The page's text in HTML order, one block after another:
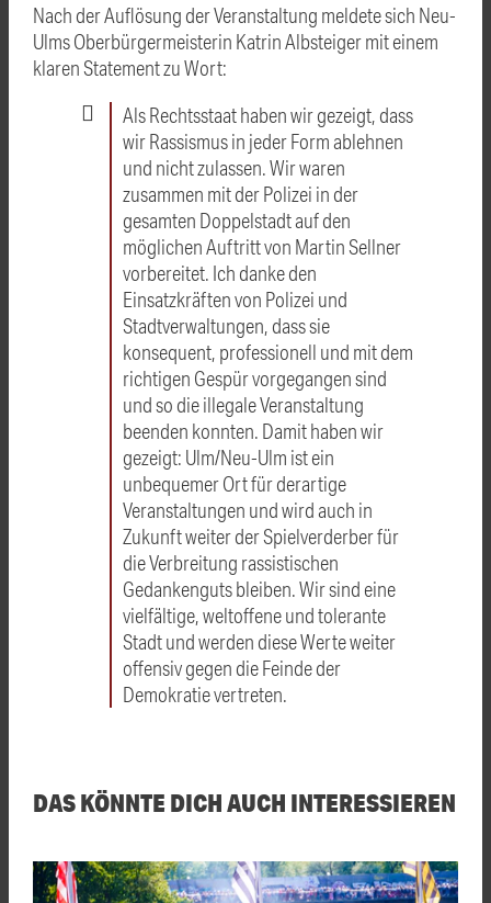
Nach der Auflösung der Veranstaltung meldete sich Neu-
Ulms Oberbürgermeisterin Katrin Albsteiger mit einem
klaren Statement zu Wort:
Als Rechtsstaat haben wir gezeigt, dass
wir Rassismus in jeder Form ablehnen
und nicht zulassen. Wir waren
zusammen mit der Polizei in der
gesamten Doppelstadt auf den
möglichen Auftritt von Martin Sellner
vorbereitet. Ich danke den
Einsatzkräften von Polizei und
Stadtverwaltungen, dass sie
konsequent, professionell und mit dem
richtigen Gespür vorgegangen sind
und so die illegale Veranstaltung
beenden konnten. Damit haben wir
gezeigt: Ulm/Neu-Ulm ist ein
unbequemer Ort für derartige
Veranstaltungen und wird auch in
Zukunft weiter der Spielverderber für
die Verbreitung rassistischen
Gedankenguts bleiben. Wir sind eine
vielfältige, weltoffene und tolerante
Stadt und werden diese Werte weiter
offensiv gegen die Feinde der
Demokratie vertreten.
DAS KÖNNTE DICH AUCH INTERESSIEREN